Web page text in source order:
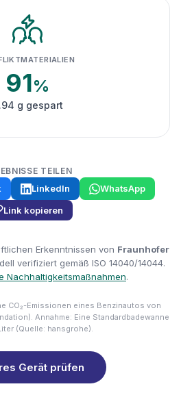
91%
g gespart
TEILEN
LinkedIn
WhatsApp
Link kopieren
Erkenntnissen von Fraunhofer
verifiziert gemäß ISO 14040/14044.
Nachhaltigkeitsmaßnahmen.
CO₂-Emissionen eines Benzinautos von
Annahme: Eine Standardbadewanne
(Quelle: hansgrohe).
Gerät prüfen